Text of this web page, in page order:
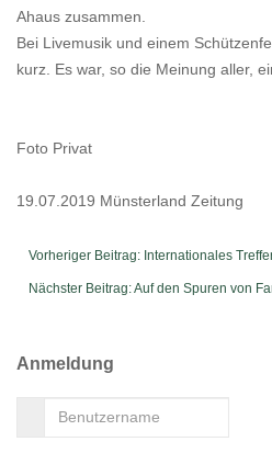
Ahaus zusammen.
Bei Livemusik und einem
kurz. Es war, so die Meinung aller,
Foto Privat
19.07.2019 Münsterland Zeitung
Vorheriger Beitrag: Internationales
Nächster Beitrag: Auf den Spuren von
Anmeldung